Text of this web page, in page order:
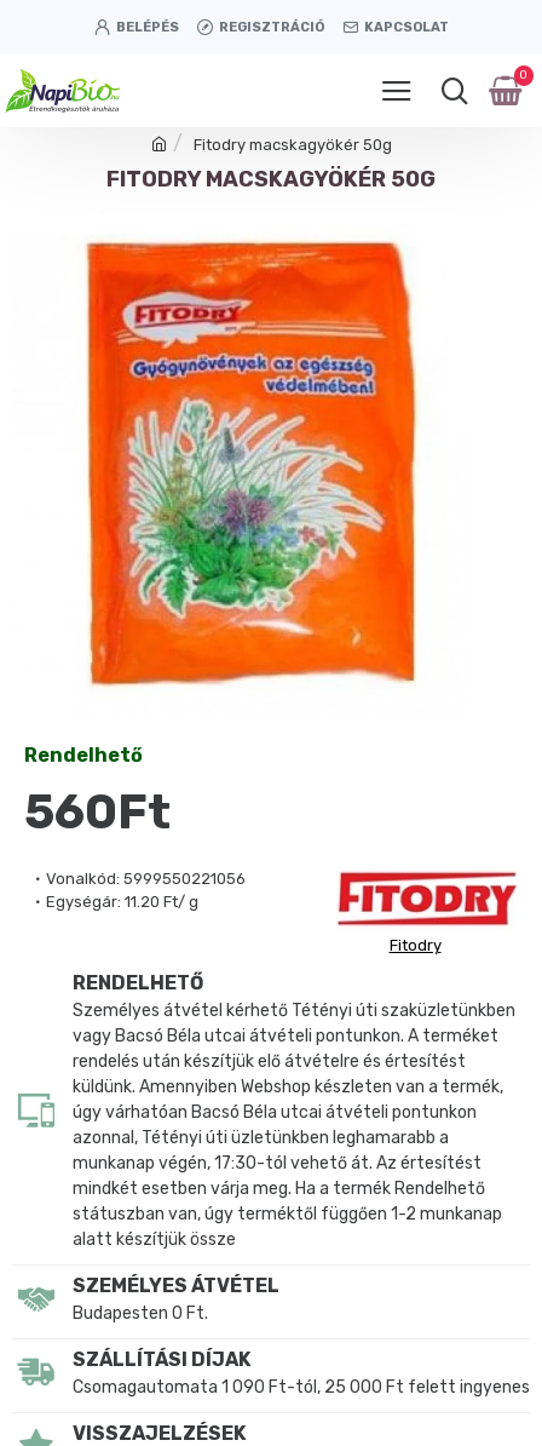
BELÉPÉS REGISZTRÁCIÓ KAPCSOLAT
0
Fitodry macskagyökér 50g
FITODRY MACSKAGYÖKÉR 50G
Vonalkód: 5999550221056
Egységár: 11.20 Ft/ g
Fitodry
Rendelhető
560Ft
RENDELHETŐ
Személyes átvétel kérhető Tétényi úti szaküzletünkben
vagy Bacsó Béla utcai átvételi pontunkon. A terméket
rendelés után készítjük elő átvételre és értesítést
küldünk. Amennyiben Webshop készleten van a termék,
úgy várhatóan Bacsó Béla utcai átvételi pontunkon
azonnal, Tétényi úti üzletünkben leghamarabb a
munkanap végén, 17:30-tól vehető át. Az értesítést
mindkét esetben várja meg. Ha a termék Rendelhető
státuszban van, úgy terméktől függően 1-2 munkanap
alatt készítjük össze
SZEMÉLYES ÁTVÉTEL
Budapesten 0 Ft.
SZÁLLÍTÁSI DÍJAK
Csomagautomata 1 090 Ft-tól, 25 000 Ft felett ingyenes
VISSZAJELZÉSEK